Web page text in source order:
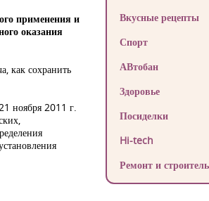
применения и
оказания
как сохранить
ноября 2011 г.
Вкусные рецепты
Спорт
АВтобан
Здоровье
Посиделки
Hi-tech
Ремонт и